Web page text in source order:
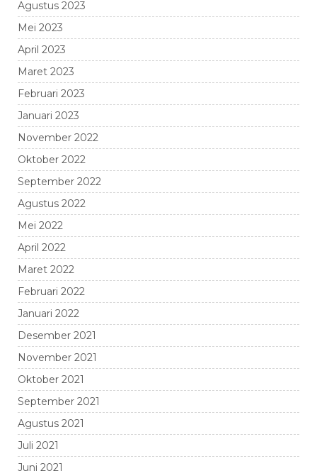
Agustus 2023
Mei 2023
April 2023
Maret 2023
Februari 2023
Januari 2023
November 2022
Oktober 2022
September 2022
Agustus 2022
Mei 2022
April 2022
Maret 2022
Februari 2022
Januari 2022
Desember 2021
November 2021
Oktober 2021
September 2021
Agustus 2021
Juli 2021
Juni 2021